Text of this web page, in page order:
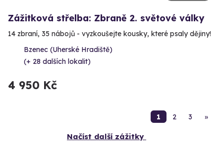
Zážitková střelba: Zbraně 2. světové války
14 zbraní, 35 nábojů - vyzkoušejte kousky, které psaly dějiny!
Bzenec (Uherské Hradiště)
(+ 28 dalších lokalit)
4 950 Kč
1 2 3 »
Načíst další zážitky